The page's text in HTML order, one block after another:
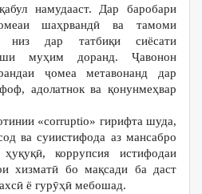
намудааст. Дар баробари
шаҳрвандӣ ва тамоми
низ дар татбиқи сиёсати
муҳим доранд. Ҷавонон
ҷомеа метавонанд дар
адолатнок ва қонунмеҳвар
«corruptio» гирифта шуда,
ва суиистифода аз мансабро
коррупсия истифодаи
хизматӣ бо мақсади ба даст
ё гурӯҳӣ мебошад.